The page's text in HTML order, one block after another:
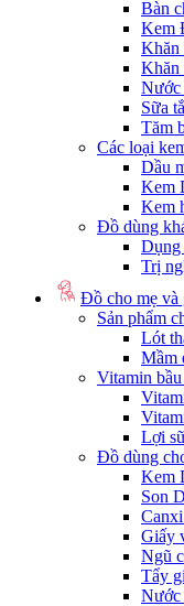
Bàn
Kem
Khăn
Khăn
Nước
Sữa
Tăm
Các loại
Dầu
Kem
Kem
Đồ dùng
Dụng
Trị
Đồ cho mẹ và
Sản phẩm
Lót
Mầm
Vitamin
Lợi
Đồ dùng
Kem
Son
Giấy
Ngũ
Tẩy
Nước